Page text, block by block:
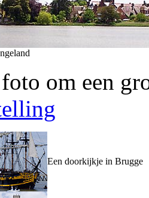
om een
Een doorkijkje in Brugge